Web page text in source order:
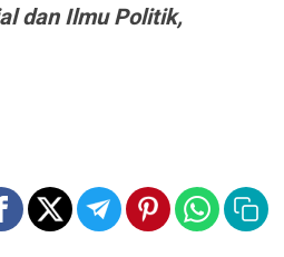
dan Ilmu Politik,